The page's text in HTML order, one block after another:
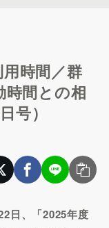
時間／群
時間との相
号）
日、「2025年度